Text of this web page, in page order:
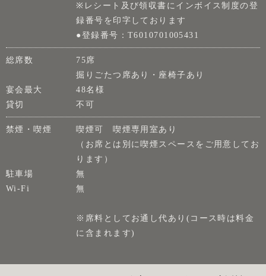
※レシート及び領収書にインボイス制度の登
録番号を印字しております
●登録番号：T6010701005431
総席数
75席
掘りごたつ席あり・座椅子あり
宴会最大
48名様
貸切
不可
禁煙・喫煙
喫煙可 喫煙専用室あり
（お席とは別に喫煙スペースをご用意してお
ります）
駐車場
無
Wi-Fi
無
※席料としてお通し代あり(コース時は料金
に含まれます)